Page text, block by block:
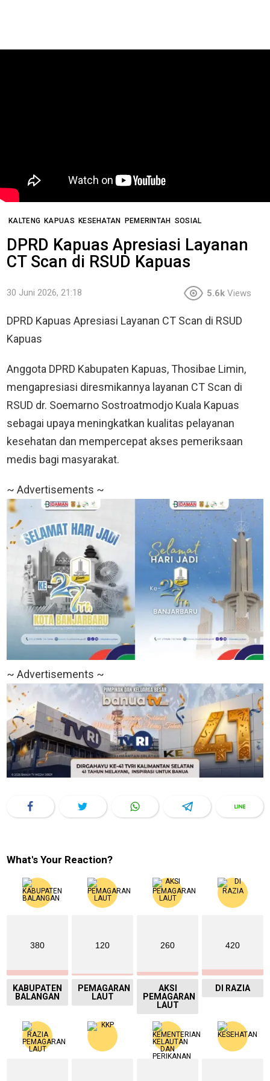
KALTENG KAPUAS KESEHATAN PEMERINTAH SOSIAL
DPRD Kapuas Apresiasi Layanan
CT Scan di RSUD Kapuas
30 Juni 2026, 21:18 5.6k Views
DPRD Kapuas Apresiasi Layanan CT Scan di RSUD
Kapuas
Anggota DPRD Kabupaten Kapuas, Thosibae Limin,
mengapresiasi diresmikannya layanan CT Scan di
RSUD dr. Soemarno Sostroatmodjo Kuala Kapuas
sebagai upaya meningkatkan kualitas pelayanan
kesehatan dan mempercepat akses pemeriksaan
medis bagi masyarakat.
~ Advertisements ~
~ Advertisements ~
What's Your Reaction?
380
KABUPATEN
BALANGAN
120
PEMAGARAN
LAUT
260
AKSI
PEMAGARAN
LAUT
420
DI RAZIA